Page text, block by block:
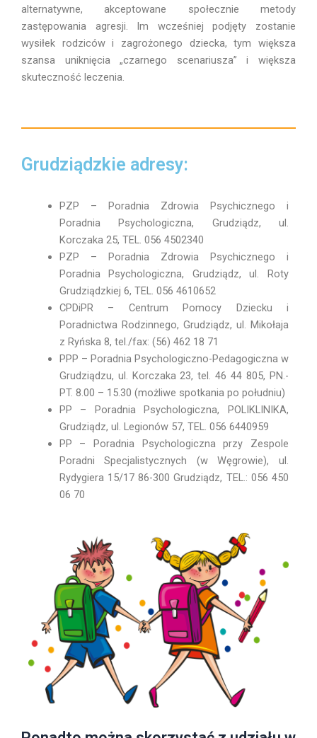
alternatywne, akceptowane społecznie metody
zastępowania agresji. Im wcześniej podjęty zostanie
wysiłek rodziców i zagrożonego dziecka, tym większa
szansa uniknięcia „czarnego scenariusza” i większa
skuteczność leczenia.
Grudziądzkie adresy:
PZP – Poradnia Zdrowia Psychicznego i
Poradnia Psychologiczna, Grudziądz, ul.
Korczaka 25, TEL. 056 4502340
PZP – Poradnia Zdrowia Psychicznego i
Poradnia Psychologiczna, Grudziądz, ul. Roty
Grudziądzkiej 6, TEL. 056 4610652
CPDiPR – Centrum Pomocy Dziecku i
Poradnictwa Rodzinnego, Grudziądz, ul. Mikołaja
z Ryńska 8, tel./fax: (56) 462 18 71
PPP – Poradnia Psychologiczno-Pedagogiczna w
Grudziądzu, ul. Korczaka 23, tel. 46 44 805, PN.-
PT. 8.00 – 15.30 (możliwe spotkania po południu)
PP – Poradnia Psychologiczna, POLIKLINIKA,
Grudziądz, ul. Legionów 57, TEL. 056 6440959
PP – Poradnia Psychologiczna przy Zespole
Poradni Specjalistycznych (w Węgrowie), ul.
Rydygiera 15/17 86-300 Grudziądz, TEL.: 056 450
06 70